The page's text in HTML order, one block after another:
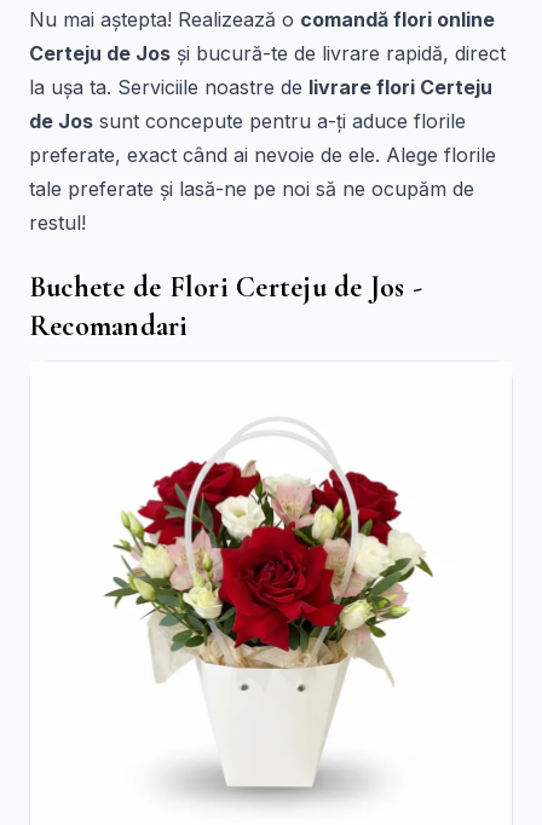
Nu mai aștepta! Realizează o comandă flori online
Certeju de Jos și bucură-te de livrare rapidă, direct
la ușa ta. Serviciile noastre de livrare flori Certeju
de Jos sunt concepute pentru a-ți aduce florile
preferate, exact când ai nevoie de ele. Alege florile
tale preferate și lasă-ne pe noi să ne ocupăm de
restul!
Buchete de Flori Certeju de Jos -
Recomandari